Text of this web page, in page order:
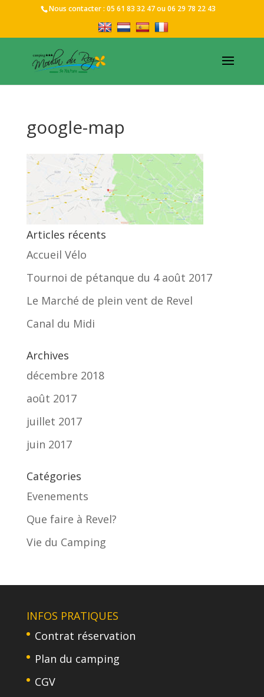
Nous contacter : 05 61 83 32 47ou06 29 78 22 43
google-map
Articles récents
Accueil Vélo
Tournoi de pétanque du 4 août 2017
Le Marché de plein vent de Revel
Canal du Midi
Archives
décembre 2018
août 2017
juillet 2017
juin 2017
Catégories
Evenements
Que faire à Revel?
Vie du Camping
INFOS PRATIQUES
Contrat réservation
Plan du camping
CGV